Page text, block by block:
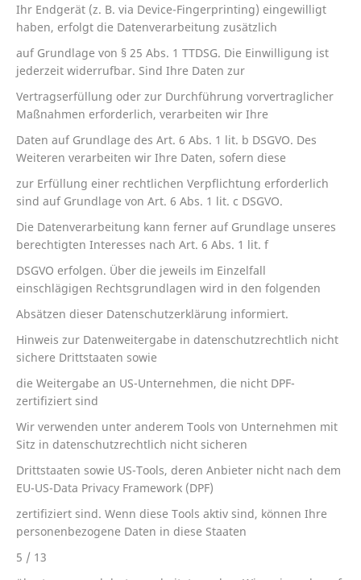
Ihr Endgerät (z. B. via Device-Fingerprinting) eingewilligt
haben, erfolgt die Datenverarbeitung zusätzlich
auf Grundlage von § 25 Abs. 1 TTDSG. Die Einwilligung ist
jederzeit widerrufbar. Sind Ihre Daten zur
Vertragserfüllung oder zur Durchführung vorvertraglicher
Maßnahmen erforderlich, verarbeiten wir Ihre
Daten auf Grundlage des Art. 6 Abs. 1 lit. b DSGVO. Des
Weiteren verarbeiten wir Ihre Daten, sofern diese
zur Erfüllung einer rechtlichen Verpflichtung erforderlich
sind auf Grundlage von Art. 6 Abs. 1 lit. c DSGVO.
Die Datenverarbeitung kann ferner auf Grundlage unseres
berechtigten Interesses nach Art. 6 Abs. 1 lit. f
DSGVO erfolgen. Über die jeweils im Einzelfall
einschlägigen Rechtsgrundlagen wird in den folgenden
Absätzen dieser Datenschutzerklärung informiert.
Hinweis zur Datenweitergabe in datenschutzrechtlich nicht
sichere Drittstaaten sowie
die Weitergabe an US-Unternehmen, die nicht DPF-
zertifiziert sind
Wir verwenden unter anderem Tools von Unternehmen mit
Sitz in datenschutzrechtlich nicht sicheren
Drittstaaten sowie US-Tools, deren Anbieter nicht nach dem
EU-US-Data Privacy Framework (DPF)
zertifiziert sind. Wenn diese Tools aktiv sind, können Ihre
personenbezogene Daten in diese Staaten
5 / 13